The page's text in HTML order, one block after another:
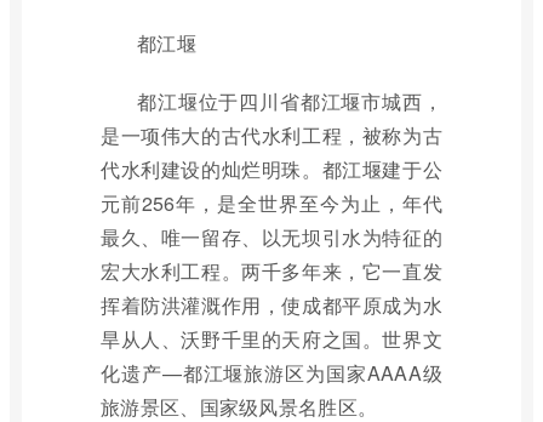
都江堰
都江堰位于四川省都江堰市城西，
是一项伟大的古代水利工程，被称为古
代水利建设的灿烂明珠。都江堰建于公
元前256年，是全世界至今为止，年代
最久、唯一留存、以无坝引水为特征的
宏大水利工程。两千多年来，它一直发
挥着防洪灌溉作用，使成都平原成为水
旱从人、沃野千里的天府之国。世界文
化遗产—都江堰旅游区为国家AAAA级
旅游景区、国家级风景名胜区。